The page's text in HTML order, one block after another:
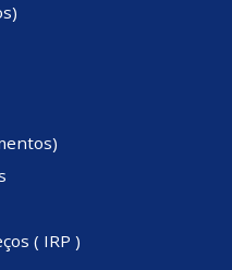
( IRP )